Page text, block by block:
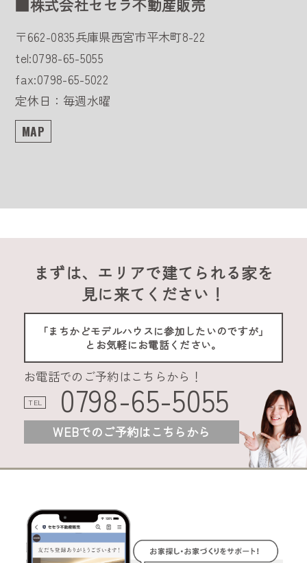
■株式会社セセラ不動産販売
〒662-0835兵庫県西宮市平木町8-22
tel:0798-65-5055
fax:0798-65-5022
定休日：毎週水曜
MAP
まずは、エリアで建てられる家を
見に来てください！
「まちかどモデルハウスに参加したいのですが」
とお気軽にお電話ください。
お電話でのご予約はこちらから！
TEL 0798-65-5055
WEBでのご予約はこちらから